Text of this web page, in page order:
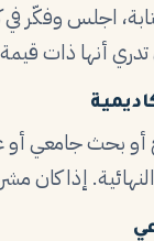
اجلس وفكّر
أنها ذات
بحث جامعي أو
إذا كان